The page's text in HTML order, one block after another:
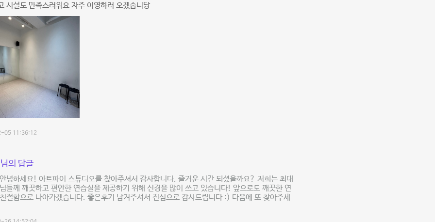
시설도 만족스러워요 자주 이영하러 오겠숩니당
05 11:36:12
의 답글
녕하세요! 아트파이 스튜디오를 찾아주셔서 감사합니다. 즐거운 시간 되셨을까요? 저희는 최대
들께 깨끗하고 편안한 연습실을 제공하기 위해 신경을 많이 쓰고 있습니다! 앞으로도 깨끗한 연
절함으로 나아가겠습니다. 좋은후기 남겨주셔서 진심으로 감사드립니다 :) 다음에 또 찾아주세